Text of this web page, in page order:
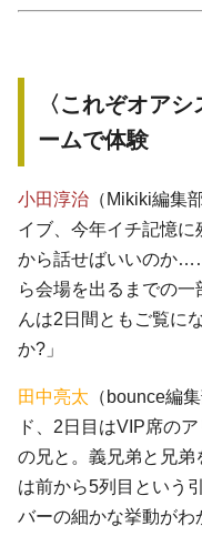
〈これぞオア
ームで体験
小田淳治 （Mikiki編集
イブ、今年イチ記憶に
から話せばいいのか
ら会場を出るまでの
んは2日間ともご覧に
か?」
田中亮太 （bounce編
ド、2日目はVIP席の
の兄と。義兄弟と兄
は前から5列目という
バーの細かな挙動がわ